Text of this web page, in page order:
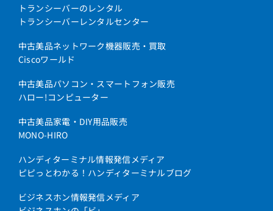
トランシーバーのレンタル
トランシーバーレンタルセンター
中古美品ネットワーク機器販売・買取
Ciscoワールド
中古美品パソコン・スマートフォン販売
ハロー!コンピューター
中古美品家電・DIY用品販売
MONO-HIRO
ハンディターミナル情報発信メディア
ピピっとわかる！ハンディターミナルブログ
ビジネスホン情報発信メディア